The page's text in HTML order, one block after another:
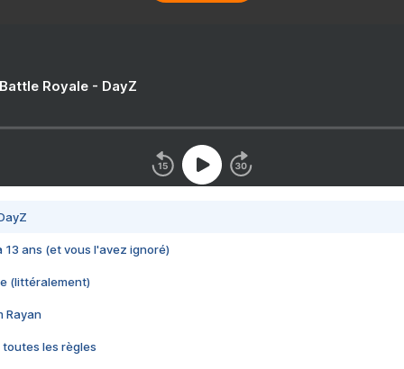
Royale - DayZ
13 ans (et vous l'avez ignoré)
(littéralement)
Rayan
toutes les règles